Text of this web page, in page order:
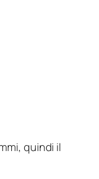
quindi il